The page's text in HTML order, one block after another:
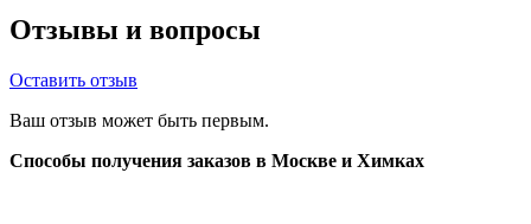
Отзывы и вопросы
Оставить отзыв
Ваш отзыв может быть первым.
Способы получения заказов в Москве и Химках